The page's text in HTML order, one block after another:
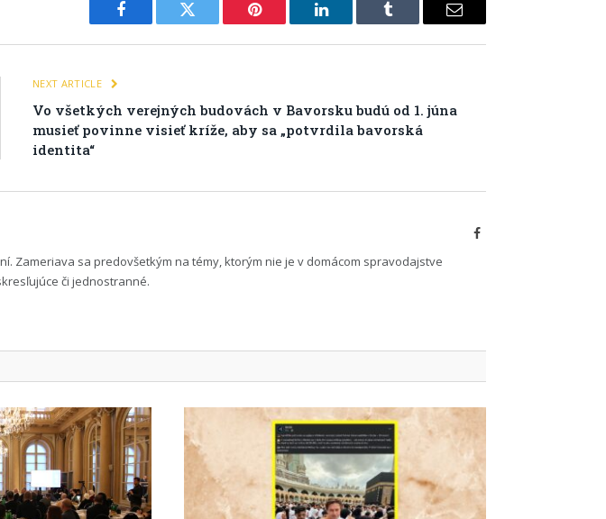
Facebook Twitter Pinterest LinkedIn Tumblr Email
NEXT ARTICLE
Vo všetkých verejných budovách v Bavorsku budú od 1. júna
musieť povinne visieť kríže, aby sa „potvrdila bavorská
identita“
Facebook
Zameriava sa predovšetkým na témy, ktorým nie je v domácom spravodajstve
či jednostranné.